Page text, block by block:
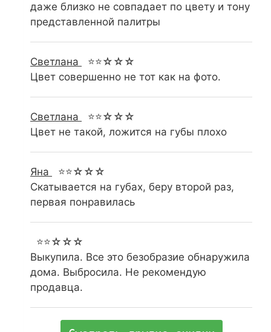
даже близко не совпадает по цвету и тону
представленной палитры
Светлана
⭐⭐☆☆☆
Цвет совершенно не тот как на фото.
Светлана
⭐⭐☆☆☆
Цвет не такой, ложится на губы плохо
Яна
⭐⭐☆☆☆
Скатывается на губах, беру второй раз,
первая понравилась
⭐⭐☆☆☆
Выкупила. Все это безобразие обнаружила
дома. Выбросила. Не рекомендую
продавца.